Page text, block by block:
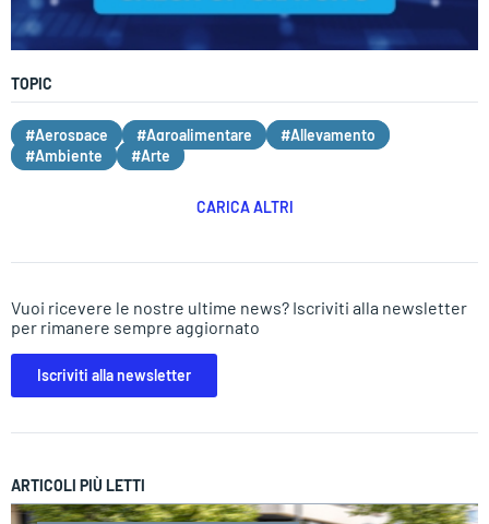
TOPIC
#Aerospace #Agroalimentare
#Allevamento
#Ambiente
#Arte
CARICA ALTRI
Vuoi ricevere le nostre ultime news? Iscriviti alla newsletter
per rimanere sempre aggiornato
Iscriviti alla newsletter
ARTICOLI PIÙ LETTI